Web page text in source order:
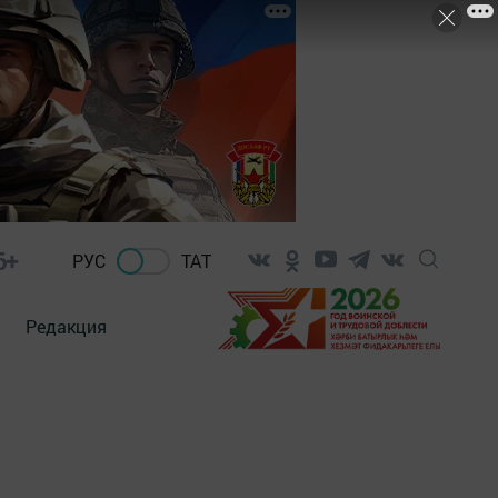
РУС ТАТ
Редакция